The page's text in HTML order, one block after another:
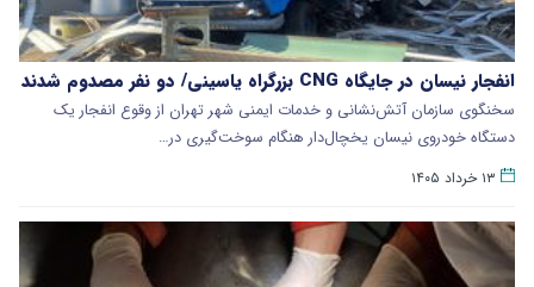
انفجار نیسان در جایگاه CNG بزرگراه یاسینی/ دو نفر مصدوم شدند
سخنگوی سازمان آتش‌نشانی و خدمات ایمنی شهر تهران از وقوع انفجار یک
دستگاه خودروی نیسان یخچال‌دار هنگام سوخت‌گیری در…
۱۳ خرداد ۱۴۰۵